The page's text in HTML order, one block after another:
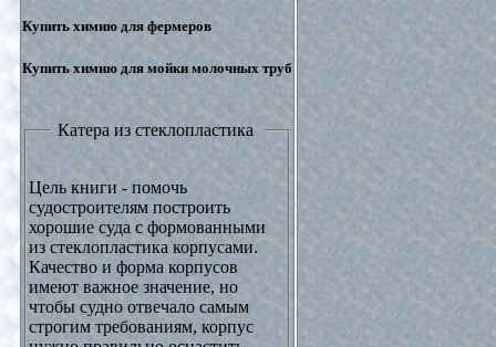
Купить химию для фермеров
Купить химию для мойки молочных труб
Катера из стеклопластика
Цель книги - помочь
судостроителям построить
хорошие суда с формованными
из стеклопластика корпусами.
Качество и форма корпусов
имеют важное значение, но
чтобы судно отвечало самым
строгим требованиям, корпус